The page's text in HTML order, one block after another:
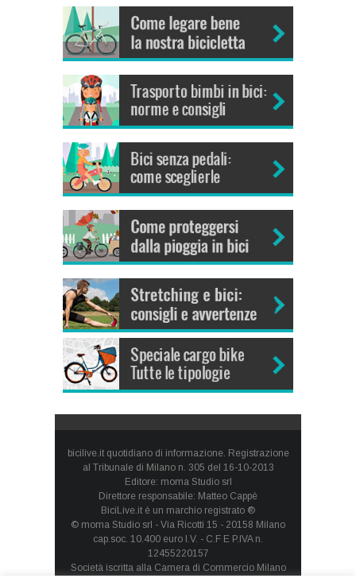
bicilive.it quotidiano di informazione. Registrazione
al Tribunale di Milano n. 305 del 16-10-2013
Editore: moma Studio srl
Direttore responsabile: Matteo Cappè
BiciLive.it è un marchio registrato ®
© moma Studio srl - Via Ricotti 15 - 20158 Milano
cap.soc. 10.400 euro I.V. - C.F E P.IVA n.
12455220157
Società iscritta alla Camera di Commercio Milano